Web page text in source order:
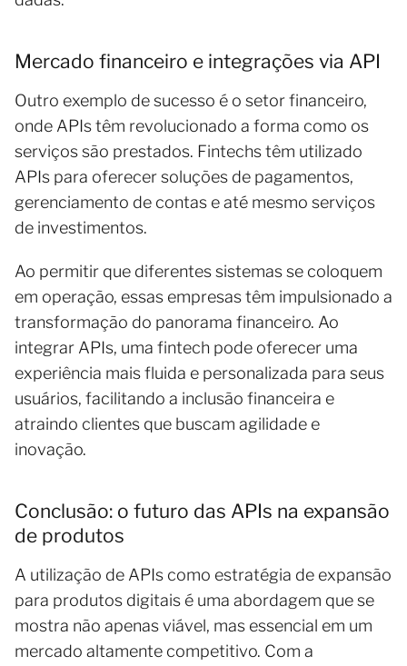
Mercado financeiro e integrações via API
Outro exemplo de sucesso é o setor financeiro,
onde APIs têm revolucionado a forma como os
serviços são prestados. Fintechs têm utilizado
APIs para oferecer soluções de pagamentos,
gerenciamento de contas e até mesmo serviços
de investimentos.
Ao permitir que diferentes sistemas se coloquem
em operação, essas empresas têm impulsionado a
transformação do panorama financeiro. Ao
integrar APIs, uma fintech pode oferecer uma
experiência mais fluida e personalizada para seus
usuários, facilitando a inclusão financeira e
atraindo clientes que buscam agilidade e
inovação.
Conclusão: o futuro das APIs na expansão
de produtos
A utilização de APIs como estratégia de expansão
para produtos digitais é uma abordagem que se
mostra não apenas viável, mas essencial em um
mercado altamente competitivo. Com a